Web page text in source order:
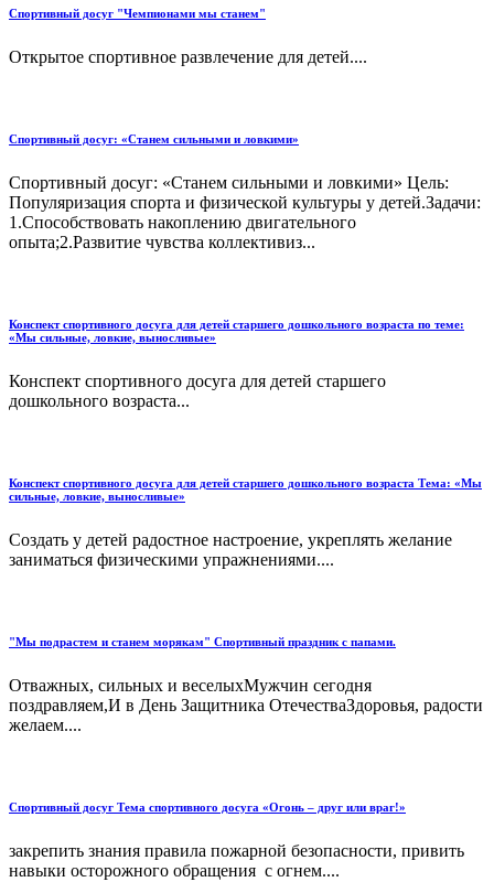
Спортивный досуг "Чемпионами мы станем"
Открытое спортивное развлечение для детей....
Спортивный досуг: «Станем сильными и ловкими»
Спортивный досуг: «Станем сильными и ловкими» Цель:
Популяризация спорта и физической культуры у детей.Задачи:
1.Способствовать накоплению двигательного
опыта;2.Развитие чувства коллективиз...
Конспект спортивного досуга для детей старшего дошкольного возраста по теме:
«Мы сильные, ловкие, выносливые»
Конспект спортивного досуга для детей старшего
дошкольного возраста...
Конспект спортивного досуга для детей старшего дошкольного возраста Тема: «Мы
сильные, ловкие, выносливые»
Создать у детей радостное настроение, укреплять желание
заниматься физическими упражнениями....
"Мы подрастем и станем морякам" Спортивный праздник с папами.
Отважных, сильных и веселыхМужчин сегодня
поздравляем,И в День Защитника ОтечестваЗдоровья, радости
желаем....
Спортивный досуг Тема спортивного досуга «Огонь – друг или враг!»
закрепить знания правила пожарной безопасности, привить
навыки осторожного обращения с огнем....